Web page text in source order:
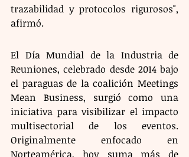
trazabilidad y protocolos rigurosos",
afirmó.
El Día Mundial de la Industria de
Reuniones, celebrado desde 2014 bajo
el paraguas de la coalición Meetings
Mean Business, surgió como una
iniciativa para visibilizar el impacto
multisectorial de los eventos.
Originalmente enfocado en
Norteamérica, hoy suma más de